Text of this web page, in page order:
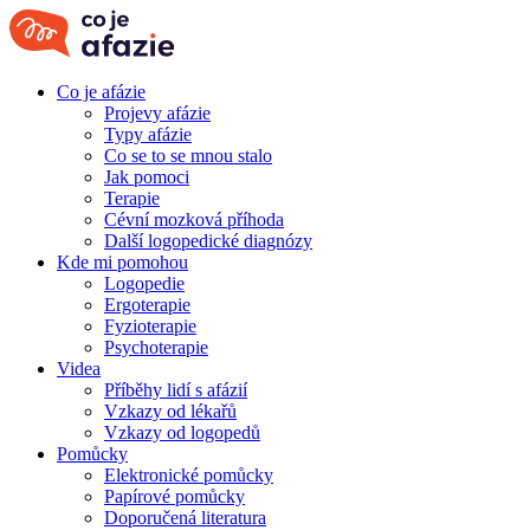
Co je afázie
Projevy afázie
Typy afázie
Co se to se mnou stalo
Jak pomoci
Terapie
Cévní mozková příhoda
Další logopedické diagnózy
Kde mi pomohou
Logopedie
Ergoterapie
Fyzioterapie
Psychoterapie
Videa
Příběhy lidí s afázií
Vzkazy od lékařů
Vzkazy od logopedů
Pomůcky
Elektronické pomůcky
Papírové pomůcky
Doporučená literatura